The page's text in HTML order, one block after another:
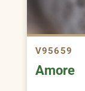
V95659
Amore